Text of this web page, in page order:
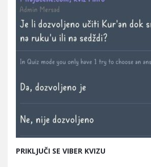
PRIKLJUČI SE VIBER KVIZU